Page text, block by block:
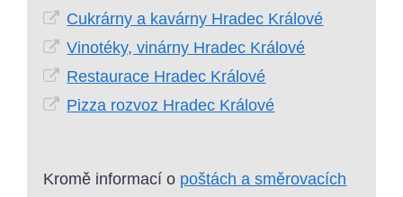
Cukrárny a kavárny Hradec Králové
Vinotéky, vinárny Hradec Králové
Restaurace Hradec Králové
Pizza rozvoz Hradec Králové
Kromě informací o poštách a směrovacích